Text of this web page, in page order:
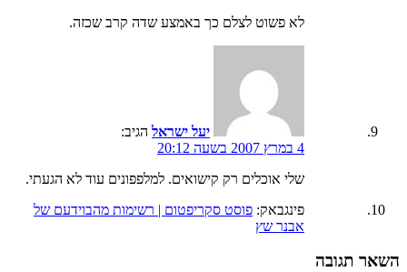
לא פשוט לצלם כך באמצע שדה קרב שכזה.
יעל ישראל הגיב:
4 במרץ 2007 בשעה 20:12
שלי אוכלים רק קישואים. למלפפונים עוד לא הגעתי.
פינגבאק: פוסט סקריפטום | רשימות מהבוידעם של
אבנר שץ
השאר תגובה